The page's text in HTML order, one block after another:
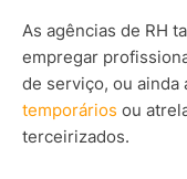
As agências de RH
empregar
de serviço, ou ainda
temporários ou
terceirizados.